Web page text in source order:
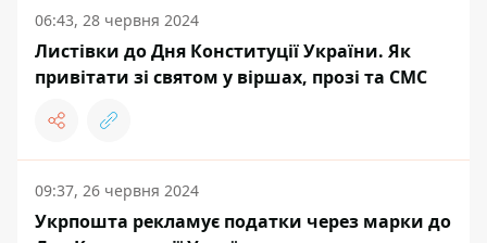
06:43, 28 червня 2024
Листівки до Дня Конституції України. Як
привітати зі святом у віршах, прозі та СМС
09:37, 26 червня 2024
Укрпошта рекламує податки через марки до